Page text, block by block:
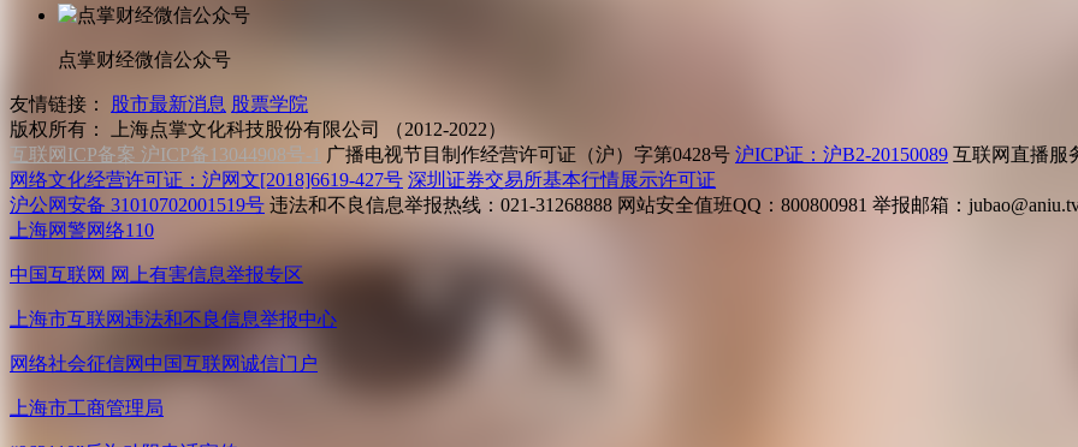
点掌财经微信公众号
友情链接： 股市最新消息 股票学院
版权所有：
上海点掌文化科技股份有限公司 （2012-2022）
互联网ICP备案 沪ICP备13044908号-1 广播电视节目制作经营许可证（沪）字第0428号 沪ICP证：沪B2-20150089 互联网直播服
网络文化经营许可证：沪网文[2018]6619-427号 深圳证券交易所基本行情展示许可证
沪公网安备 31010702001519号 违法和不良信息举报热线：021-31268888 网站安全值班QQ：800800981 举报邮箱：
上海网警网络110
中国互联网 网上有害信息举报专区
上海市互联网违法和不良信息举报中心
网络社会征信网 中国互联网诚信门户
上海市工商管理局